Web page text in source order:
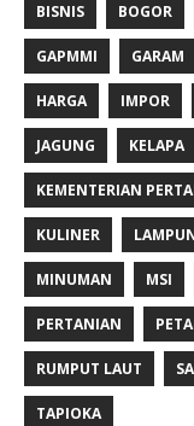
BISNIS BOGOR
GAPMMI GARAM
HARGA IMPOR
JAGUNG KELAPA
KEMENTERIAN
KULINER
MINUMAN MSI
PERTANIAN
RUMPUT LAUT
TAPIOKA